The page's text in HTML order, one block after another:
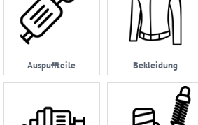
Universelles
Zubehör
&
Kontaktformular
Garage
Auspuffteile Bekleidung